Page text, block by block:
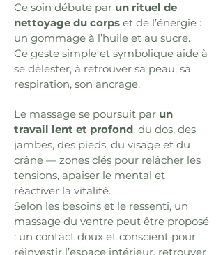
Ce soin débute par un rituel de
nettoyage du corps et de l’énergie :
un gommage à l’huile et au sucre.
Ce geste simple et symbolique aide à
se délester, à retrouver sa peau, sa
respiration, son ancrage.
Le massage se poursuit par un
travail lent et profond, du dos, des
jambes, des pieds, du visage et du
crâne — zones clés pour relâcher les
tensions, apaiser le mental et
réactiver la vitalité.
Selon les besoins et le ressenti, un
massage du ventre peut être proposé
: un contact doux et conscient pour
réinvestir l’espace intérieur, retrouver